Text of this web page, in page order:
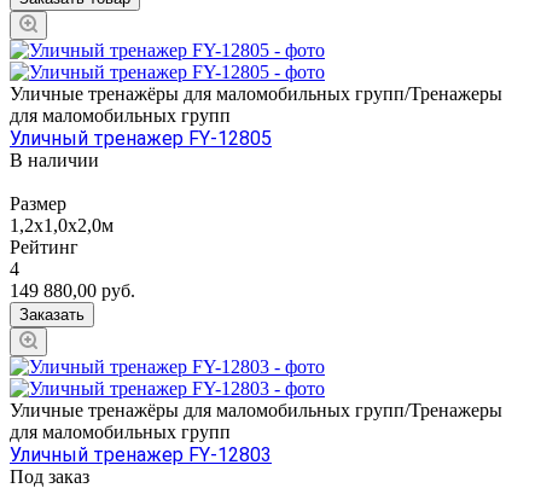
Уличные тренажёры для маломобильных групп/Тренажеры
для маломобильных групп
Уличный тренажер FY-12805
В наличии
Размер
1,2х1,0х2,0м
Рейтинг
4
149 880,00 руб.
Заказать
Уличные тренажёры для маломобильных групп/Тренажеры
для маломобильных групп
Уличный тренажер FY-12803
Под заказ